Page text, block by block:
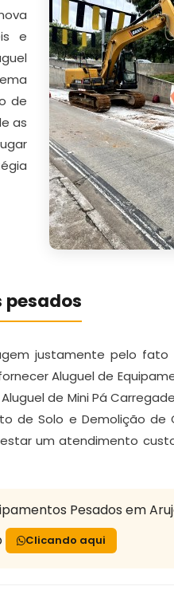
e
de
as
pesados
justamente pelo fato
Aluguel de
de Mini Pá
de Solo e Demolição de
um atendimento
Pesados em
Clicando aqui